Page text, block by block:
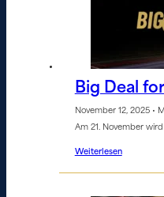
Big Deal
November 12, 2025 •
Am 21. November
Weiterlesen